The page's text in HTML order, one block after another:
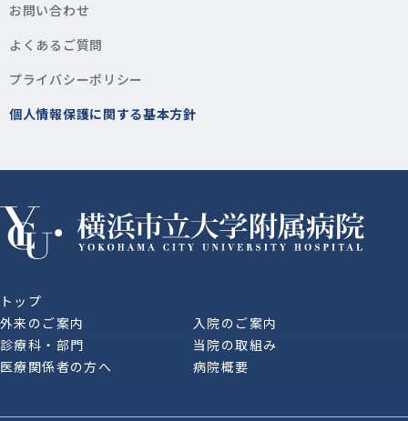
お問い合わせ
よくあるご質問
プライバシーポリシー
個人情報保護に関する基本方針
トップ
外来のご案内
入院のご案内
診療科・部門
当院の取組み
医療関係者の方へ
病院概要